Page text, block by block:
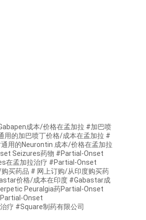
成本/价格在孟加拉 #加巴喷
用的加巴喷丁价格/成本在孟加拉 #
用的Neurontin 成本/价格在孟加拉
Seizures药物 #Partial-Onset
在孟加拉治疗 #Partial-Onset
买药品 # 网上订购/从印度购买药
价格/成本在印度 #Gabastar成
Peuralgia药Partial-Onset
Onset
疗 #Square制药有限公司